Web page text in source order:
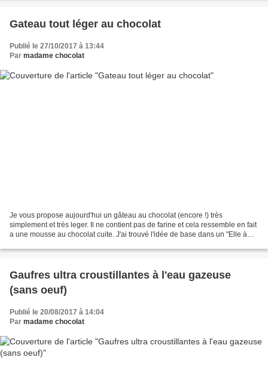
Gateau tout léger au chocolat
Publié le 27/10/2017 à 13:44
Par madame chocolat
Je vous propose aujourd'hui un gâteau au chocolat (encore !) très
simplement et très leger. Il ne contient pas de farine et cela ressemble en fait
a une mousse au chocolat cuite. J'ai trouvé l'idée de base dans un "Elle à
Gaufres ultra croustillantes à l'eau gazeuse
(sans oeuf)
Publié le 20/08/2017 à 14:04
Par madame chocolat